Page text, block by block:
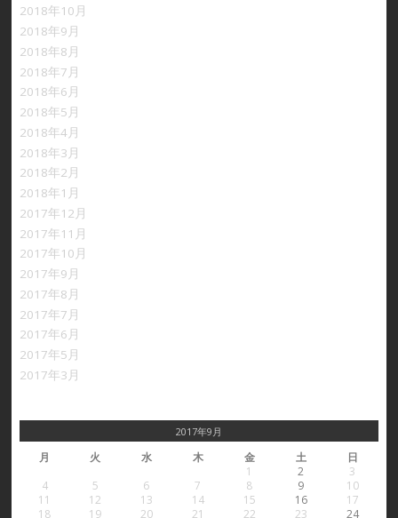
2018年10月
2018年9月
2018年8月
2018年7月
2018年6月
2018年5月
2018年4月
2018年3月
2018年2月
2018年1月
2017年12月
2017年11月
2017年10月
2017年9月
2017年8月
2017年7月
2017年6月
2017年5月
2017年3月
2017年9月
月 火 水 木 金 土
日
1
2
3
4
5 6 7 8 9
10
11
12 13 14 15 16
17
18
19 20 21 22 23 24